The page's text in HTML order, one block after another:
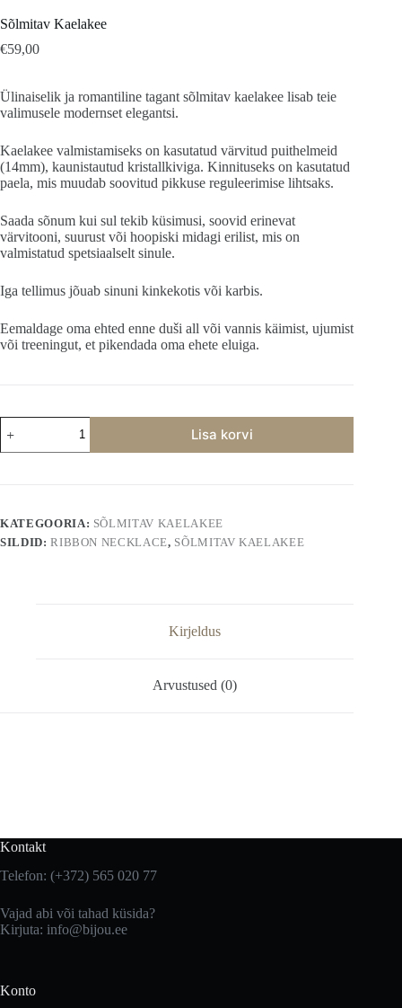
Sõlmitav Kaelakee
€59,00
Ülinaiselik ja romantiline tagant sõlmitav kaelakee lisab teie
valimusele modernset elegantsi.
Kaelakee valmistamiseks on kasutatud värvitud puithelmeid
(14mm), kaunistautud kristallkiviga. Kinnituseks on kasutatud
paela, mis muudab soovitud pikkuse reguleerimise lihtsaks.
Saada sõnum kui sul tekib küsimusi, soovid erinevat
värvitooni, suurust või hoopiski midagi erilist, mis on
valmistatud spetsiaalselt sinule.
Iga tellimus jõuab sinuni kinkekotis või karbis.
Eemaldage oma ehted enne duši all või vannis käimist, ujumist
või treeningut, et pikendada oma ehete eluiga.
Kaelakee
kogus
Lisa korvi
KATEGOORIA: SÕLMITAV KAELAKEE
SILDID:RIBBON NECKLACE, SÕLMITAV KAELAKEE
Kirjeldus
Arvustused (0)
Kontakt
Telefon: (+372) 565 020 77
Vajad abi või tahad küsida?
Kirjuta: info@bijou.ee
Konto